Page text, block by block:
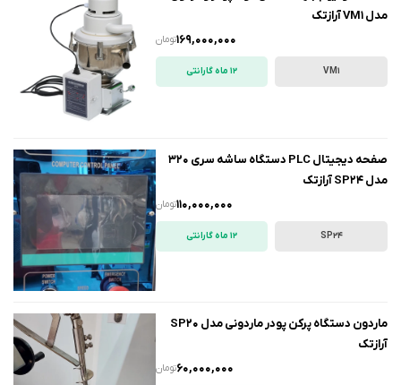
مدل VM1 آرازتک
تومان169,000,000
VM1 12 ماه گارانتی
صفحه دیجیتال PLC دستگاه ساشه سری 320
مدل SP24 آرازتک
تومان110,000,000
SP24 12 ماه گارانتی
ماردون دستگاه پرکن پودر ماردونی مدل SP20
آرازتک
تومان60,000,000